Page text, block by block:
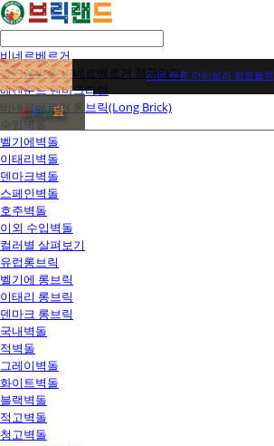
비네르베르거
벨기에벽돌 비네르베르거 정규라인
에겐순드 덴마크라인
비네르베르거 롱브릭(Long Brick)
수입벽돌
벨기에벽돌
이태리벽돌
덴마크벽돌
스페인벽돌
호주벽돌
이외 수입벽돌
컬러별 살펴보기
유럽롱브릭
벨기에 롱브릭
이태리 롱브릭
덴마크 롱브릭
국내벽돌
적벽돌
그레이벽돌
화이트벽돌
블랙벽돌
적고벽돌
청고벽돌
시온 투톤 아이보리 점토블럭
전화상담